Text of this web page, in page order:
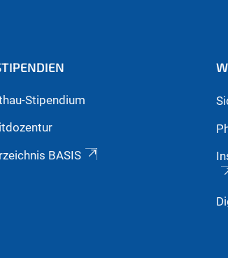
Stipendium
BASIS